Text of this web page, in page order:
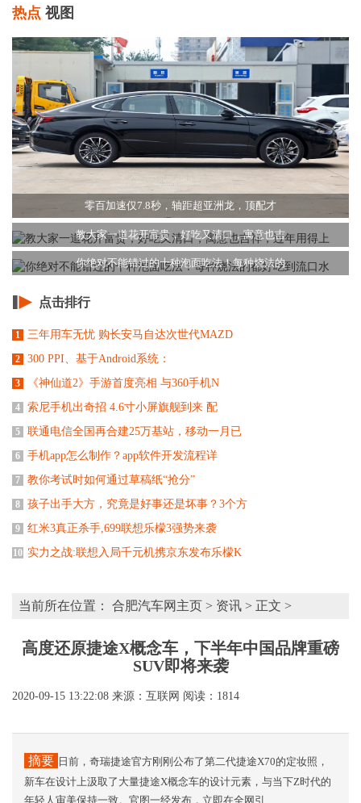
热点 视图
零百加速仅7.8秒，轴距超亚洲龙，顶配才
教大家一道花开富贵，好吃又清口，寓意也吉
你绝对不能错过的十种泡面吃法！每种烧法的
点击排行
1 三年用车无忧 购长安马自达次世代MAZD
2 300 PPI、基于Android系统：
3 《神仙道2》手游首度亮相 与360手机N
4 索尼手机出奇招 4.6寸小屏旗舰到来 配
5 联通电信全国再合建25万基站，移动一月已
6 手机app怎么制作？app软件开发流程详
7 教你考试时如何通过草稿纸“抢分”
8 孩子出手大方，究竟是好事还是坏事？3个方
9 红米3真正杀手,699联想乐檬3强势来袭
10 实力之战:联想入局千元机携京东发布乐檬K
当前所在位置： 合肥汽车网主页 > 资讯 > 正文 >
高度还原捷途X概念车，下半年中国品牌重磅
SUV即将来袭
2020-09-15 13:22:08 来源：互联网 阅读：1814
摘要 日前，奇瑞捷途官方刚刚公布了第二代捷途X70的定妆照，
新车在设计上汲取了大量捷途X概念车的设计元素，与当下Z时代的
年轻人审美保持一致。官图一经发布，立即在全网引